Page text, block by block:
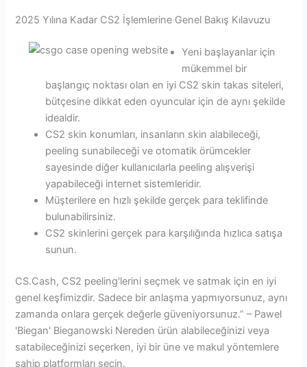
2025 Yılına Kadar CS2 İşlemlerine Genel Bakış Kılavuzu
Yeni başlayanlar için
mükemmel bir
başlangıç ​​noktası olan en iyi CS2 skin takas siteleri,
bütçesine dikkat eden oyuncular için de aynı şekilde
idealdir.
CS2 skin konumları, insanların skin alabileceği,
peeling sunabileceği ve otomatik örümcekler
sayesinde diğer kullanıcılarla peeling alışverişi
yapabileceği internet sistemleridir.
Müşterilere en hızlı şekilde gerçek para teklifinde
bulunabilirsiniz.
CS2 skinlerini gerçek para karşılığında hızlıca satışa
sunun.
CS.Cash, CS2 peeling'lerini seçmek ve satmak için en iyi
genel keşfimizdir. Sadece bir anlaşma yapmıyorsunuz, aynı
zamanda onlara gerçek değerle güveniyorsunuz.” – Pawel
'Biegan' Bieganowski Nereden ürün alabileceğinizi veya
satabileceğinizi seçerken, iyi bir üne ve makul yöntemlere
sahip platformları seçin.